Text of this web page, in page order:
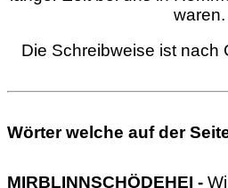
waren.
Die Schreibweise ist nach
Wörter welche auf der
MIRBLINNSCHÖDEHEI -